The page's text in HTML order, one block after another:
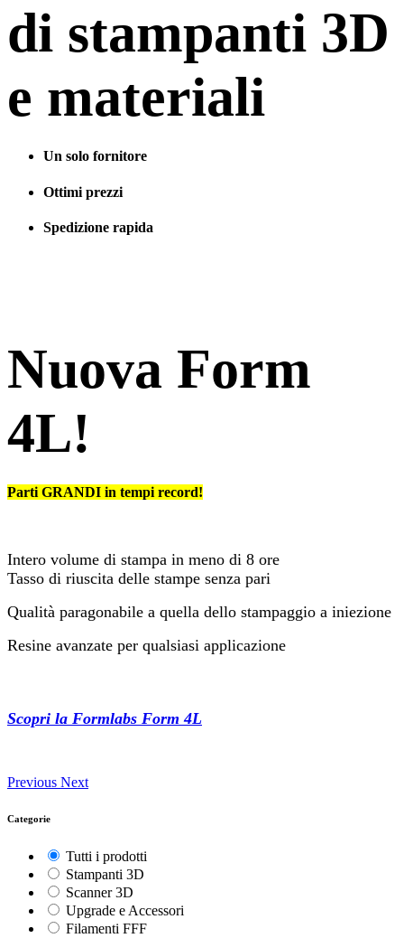
di stampanti 3D
e materiali
Un solo fornitore
Ottimi prezzi
Spedizione rapida
Nuova Form
4L!
Parti GRANDI in tempi record!
Intero volume di stampa in meno di 8 ore
Tasso di riuscita delle stampe senza pari
Qualità paragonabile a quella dello stampaggio a iniezione
Resine avanzate per qualsiasi applicazione​
Scopri la Formlabs Form 4L
Previous Next
Categorie
Tutti i prodotti
Stampanti 3D
Scanner 3D
Upgrade e Accessori
Filamenti FFF